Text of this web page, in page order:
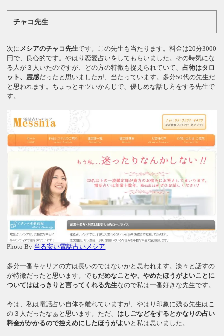
チャコ先生
次に メシアのチャコ先生です。この先生も当たります。料金は20分3000
円で、良心的です。やはり恋愛占いをしてもらいました。その時気にな
る人が３人いたのですが、どの方の特徴も捉えられていて、占術はタロ
ット、霊感だったと思いましたが、当たっています。多分50代の先生だ
と思われます。ちょっとキツいかんじで、優しめな話し方をする先生で
す。
Photo By 当る安い電話占いメシア
多分一番キャリアの方は長いのではないかと思われます。淡々と話すの
が特徴だったと思います。でもだめなことや、やめたほうがよいことに
ついてははっきりと言ってくれる先生なので私は一番好きな先生です。
今は、私は電話占い自体を離れていますが、やはり印象に残る先生はこ
の３人だったなぁと思います。ただ、 はしごなどをするとかなりの占い
料金がかかるので控えめにしたほうがよいと私は思いました。